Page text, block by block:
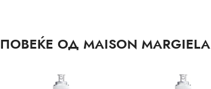
ПОВЕЌЕ ОД MAISON MARGIELA